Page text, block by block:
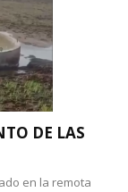
DE LAS
en la remota